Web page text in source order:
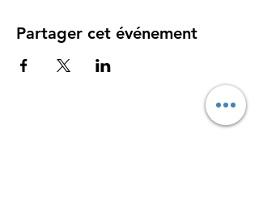
Partager cet événement